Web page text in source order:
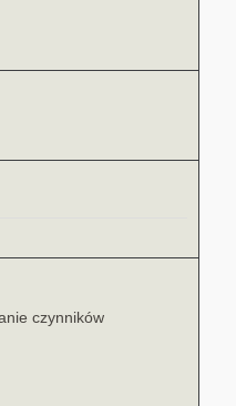
czynników